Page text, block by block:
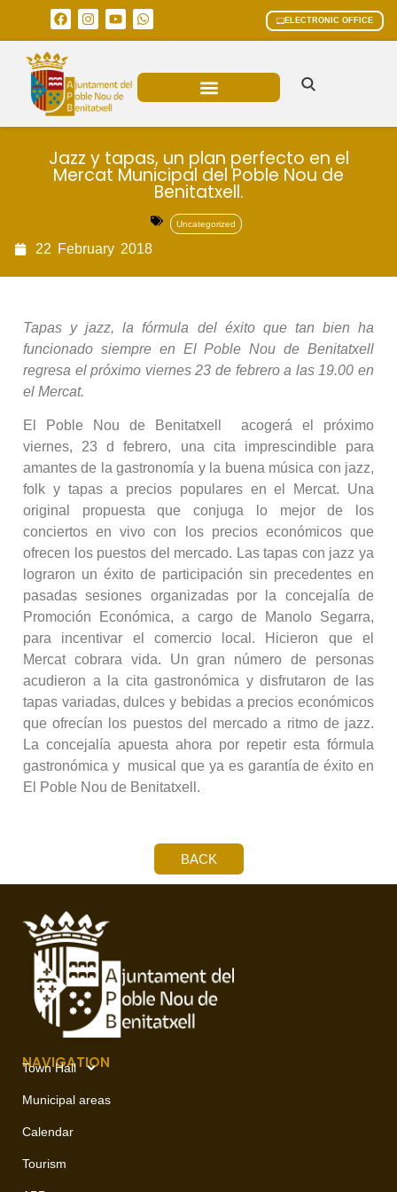
ELECTRONIC OFFICE
Jazz y tapas, un plan perfecto en el
Mercat Municipal del Poble Nou de
Benitatxell.
Uncategorized
22 February 2018
Tapas y jazz, la fórmula del éxito que tan bien ha
funcionado siempre en El Poble Nou de Benitatxell
regresa el próximo viernes 23 de febrero a las 19.00 en
el Mercat.
El Poble Nou de Benitatxell acogerá el próximo
viernes, 23 d febrero, una cita imprescindible para
amantes de la gastronomía y la buena música con jazz,
folk y tapas a precios populares en el Mercat. Una
original propuesta que conjuga lo mejor de los
conciertos en vivo con los precios económicos que
ofrecen los puestos del mercado. Las tapas con jazz ya
lograron un éxito de participación sin precedentes en
pasadas sesiones organizadas por la concejalía de
Promoción Económica, a cargo de Manolo Segarra,
para incentivar el comercio local. Hicieron que el
Mercat cobrara vida. Un gran número de personas
acudieron a la cita gastronómica y disfrutaron de las
tapas variadas, dulces y bebidas a precios económicos
que ofrecían los puestos del mercado a ritmo de jazz.
La concejalía apuesta ahora por repetir esta fórmula
gastronómica y musical que ya es garantía de éxito en
El Poble Nou de Benitatxell.
BACK
NAVIGATION
Town Hall
Municipal areas
Calendar
Tourism